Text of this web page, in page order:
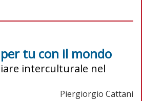
tu con il mondo
interculturale nel
Piergiorgio Cattani